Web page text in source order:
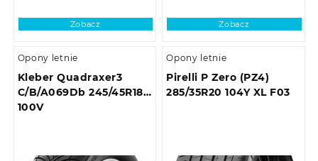
Zobacz Zobacz
Opony letnie
Kleber Quadraxer3
C/B/A069Db 245/45R18
100V
Opony letnie
Pirelli P Zero (PZ4)
285/35R20 104Y XL F03